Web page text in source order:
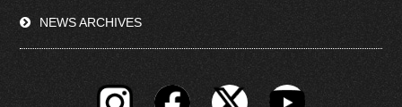
NEWS ARCHIVES